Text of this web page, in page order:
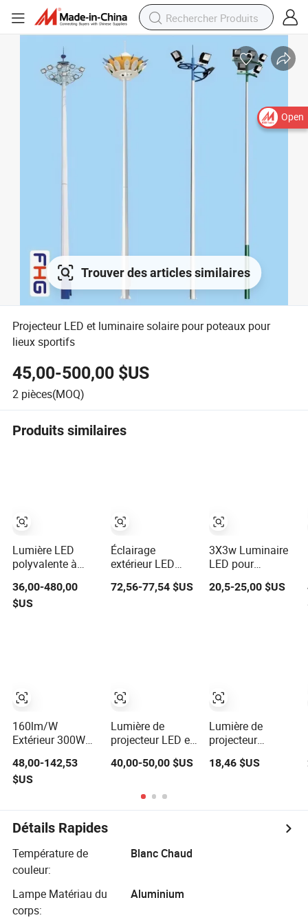
Open
Trouver des articles similaires
Projecteur LED et luminaire solaire pour poteaux pour
lieux sportifs
45,00-500,00 $US
2 pièces(MOQ)
Produits similaires
Lumière LED
polyvalente à
d'explosion -
130lm/W Fixture
36,00-480,00
$US
160lm/W
Extérieur 300W
haute puissance
pour mât élevé de
48,00-142,53
$US
Éclairage
extérieur LED
pour les zones de
stationnement
72,56-77,54 $US
Lumière de
projecteur LED en
300W 400W
stades, terrains
de sport, terrain
éclairage de quai
40,00-50,00 $US
3X3w Luminaire
LED pour
d'éclairage de
20,5-25,00 $US
Lumière de
projecteur
étanche à angle
COB LED pour
18,46 $US
Détails Rapides
Température de
couleur:
Blanc Chaud
Lampe Matériau du
corps:
Aluminium